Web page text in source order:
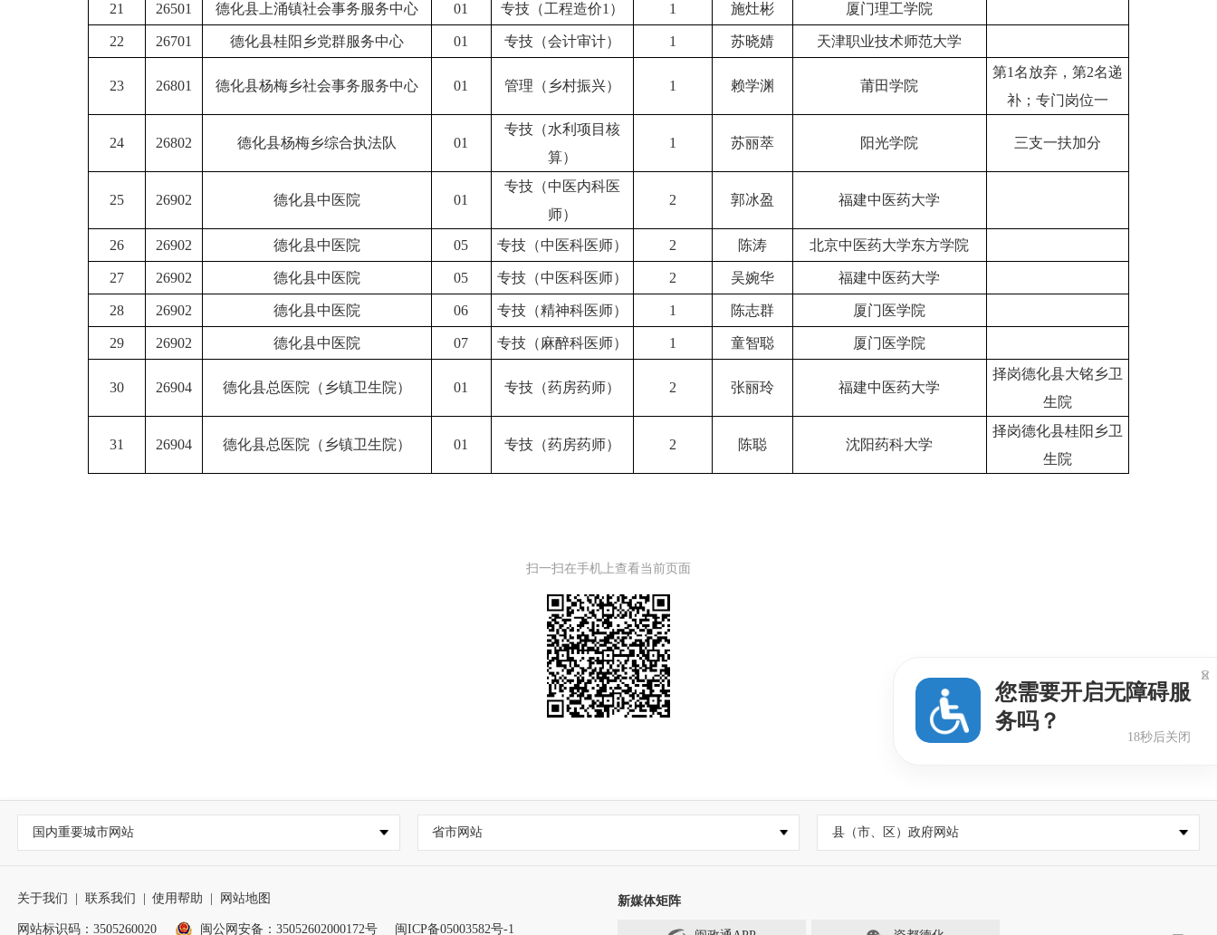
21 26501 德化县上涌镇社会事务服务中心 01 专技（工程造价1） 1 施灶彬 厦门理工学院
22 26701 德化县桂阳乡党群服务中心 01 专技（会计审计） 1 苏晓婧 天津职业技术师范大学
23 26801 德化县杨梅乡社会事务服务中心 01 管理（乡村振兴） 1 赖学渊 莆田学院
第1名放弃，第2名递
补；专门岗位一
24 26802 德化县杨梅乡综合执法队 01
专技（水利项目核
算）
1 苏丽萃 阳光学院 三支一扶加分
25 26902 德化县中医院 01
专技（中医内科医
师）
2 郭冰盈 福建中医药大学
26 26902 德化县中医院 05 专技（中医科医师） 2 陈涛 北京中医药大学东方学院
27 26902 德化县中医院 05 专技（中医科医师） 2 吴婉华 福建中医药大学
28 26902 德化县中医院 06 专技（精神科医师） 1 陈志群 厦门医学院
29 26902 德化县中医院 07 专技（麻醉科医师） 1 童智聪 厦门医学院
30 26904 德化县总医院（乡镇卫生院） 01 专技（药房药师） 2 张丽玲 福建中医药大学
择岗德化县大铭乡卫
生院
31 26904 德化县总医院（乡镇卫生院） 01 专技（药房药师） 2 陈聪 沈阳药科大学
择岗德化县桂阳乡卫
生院
扫一扫在手机上查看当前页面
国内重要城市网站 省市网站 县（市、区）政府网站
关于我们 联系我们 使用帮助 网站地图
网站标识码：3505260020 闽公网安备：35052602000172号 闽ICP备05003582号-1
新媒体矩阵
您需要开启无障碍服
务吗？
18秒后关闭
